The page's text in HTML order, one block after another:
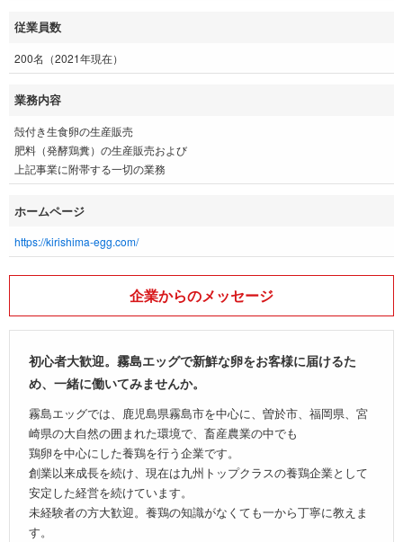
従業員数
200名（2021年現在）
業務内容
殻付き生食卵の生産販売
肥料（発酵鶏糞）の生産販売および
上記事業に附帯する一切の業務
ホームページ
https://kirishima-egg.com/
企業からのメッセージ
初心者大歓迎。霧島エッグで新鮮な卵をお客様に届けるた
め、一緒に働いてみませんか。
霧島エッグでは、鹿児島県霧島市を中心に、曽於市、福岡県、宮
崎県の大自然の囲まれた環境で、畜産農業の中でも
鶏卵を中心にした養鶏を行う企業です。
創業以来成長を続け、現在は九州トップクラスの養鶏企業として
安定した経営を続けています。
未経験者の方大歓迎。養鶏の知識がなくても一から丁寧に教えま
す。